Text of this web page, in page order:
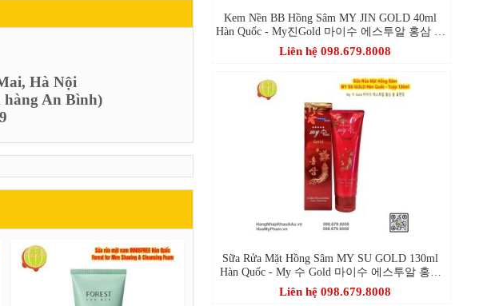
Hà Nội
hàng An Bình)
Kem Nền BB Hồng Sâm MY JIN GOLD 40ml
Hàn Quốc - My진Gold 마이수 에스투알 홍삼 비
비크림
Liên hệ 098.679.8008
Sữa Rửa Mặt Hồng Sâm MY SU GOLD 130ml
Hàn Quốc - My 수 Gold 마이수 에스투알 홍삼
품 클렌징
Liên hệ 098.679.8008